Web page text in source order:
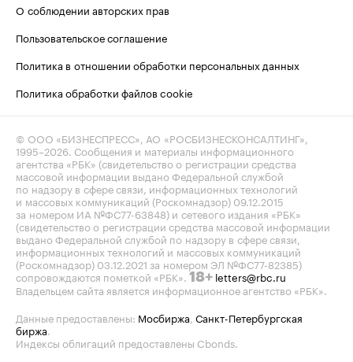
О соблюдении авторских прав
Пользовательское соглашение
Политика в отношении обработки персональных данных
Политика обработки файлов cookie
© ООО «БИЗНЕСПРЕСС», АО «РОСБИЗНЕСКОНСАЛТИНГ»,
1995–2026 . Сообщения и материалы информационного
агентства «РБК» (свидетельство о регистрации средства
массовой информации выдано Федеральной службой
по надзору в сфере связи, информационных технологий
и массовых коммуникаций (Роскомнадзор) 09.12.2015
за номером ИА №ФС77-63848) и сетевого издания «РБК»
(свидетельство о регистрации средства массовой информации
выдано Федеральной службой по надзору в сфере связи,
информационных технологий и массовых коммуникаций
(Роскомнадзор) 03.12.2021 за номером ЭЛ №ФС77-82385)
сопровождаются пометкой «РБК». 18+ letters@rbc.ru
Владельцем сайта является информационное агентство «РБК».
Данные предоставлены: Мосбиржа Санкт-Петербургская
биржа
Индексы облигаций предоставлены Cbonds.